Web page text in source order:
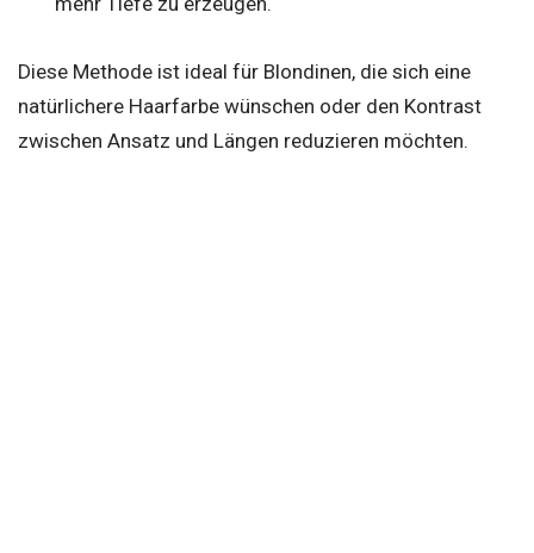
Diese Methode ist ideal für Blondinen, die sich eine
natürlichere Haarfarbe wünschen oder den Kontrast
zwischen Ansatz und Längen reduzieren möchten.